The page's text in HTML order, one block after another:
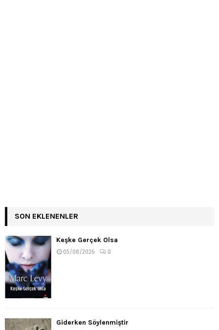
SON EKLENENLER
Keşke Gerçek Olsa
05/08/2026 0
Giderken Söylenmiştir